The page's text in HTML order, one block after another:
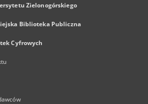
Zielonogórskiego
Biblioteka Publiczna
Cyfrowych